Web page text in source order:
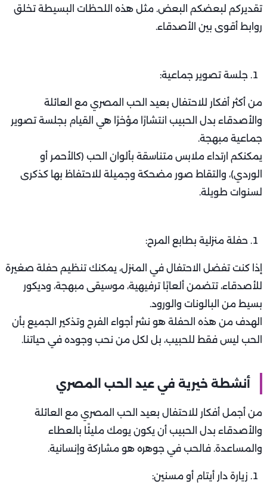
تقديركم لبعضكم البعض. مثل هذه اللحظات البسيطة تخلق
روابط أقوى بين الأصدقاء.
جلسة تصوير جماعية:
من أكثر أفكار للاحتفال بعيد الحب المصري مع العائلة
والأصدقاء بدل الحبيب انتشارًا مؤخرًا هي القيام بجلسة تصوير
جماعية مبهجة.
يمكنكم ارتداء ملابس متناسقة بألوان الحب (كالأحمر أو
الوردي)، والتقاط صور مضحكة وجميلة للاحتفاظ بها كذكرى
لسنوات طويلة.
حفلة منزلية بطابع المرح:
إذا كنت تفضل الاحتفال في المنزل، يمكنك تنظيم حفلة صغيرة
للأصدقاء، تتضمن ألعابًا ترفيهية، موسيقى مبهجة، وديكور
بسيط من البالونات والورود.
الهدف من هذه الحفلة هو نشر أجواء الفرح وتذكير الجميع بأن
الحب ليس فقط للحبيب، بل لكل من نحب وجوده في حياتنا.
أنشطة خيرية في عيد الحب المصري
من أجمل أفكار للاحتفال بعيد الحب المصري مع العائلة
والأصدقاء بدل الحبيب أن يكون يومك مليئًا بالعطاء
والمساعدة. فالحب في جوهره هو مشاركة وإنسانية.
زيارة دار أيتام أو مسنين: